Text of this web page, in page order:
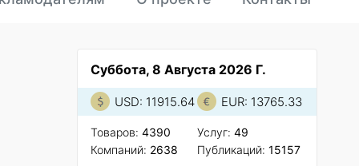
Суббота, 8 Августа 2026 Г.
USD: 11915.64 EUR: 13765.33
Товаров: 4390
Компаний: 2638
Услуг: 49
Публикаций: 15157